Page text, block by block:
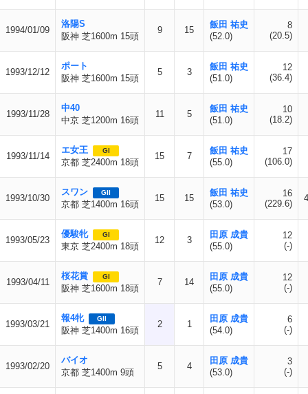
1994/01/09
洛陽S
阪神 芝1600m 15頭
9 15
飯田 祐史
(52.0)
8
(20.5)
1993/12/12
ポート
阪神 芝1600m 15頭
5 3
飯田 祐史
(51.0)
12
(36.4)
1993/11/28
中40
中京 芝1200m 16頭
11 5
飯田 祐史
(51.0)
10
(18.2)
1993/11/14
エ女王 GI
京都 芝2400m 18頭
15 7
飯田 祐史
(55.0)
17
(106.0)
1993/10/30
スワン GII
京都 芝1400m 16頭
15 15
飯田 祐史
(53.0)
16
(229.6)
1993/05/23
優駿牝 GI
東京 芝2400m 18頭
12 3
田原 成貴
(55.0)
12
(-)
1993/04/11
桜花賞 GI
阪神 芝1600m 18頭
7 14
田原 成貴
(55.0)
12
(-)
1993/03/21
報4牝 GII
阪神 芝1400m 16頭
2 1
田原 成貴
(54.0)
6
(-)
1993/02/20
バイオ
京都 芝1400m 9頭
5 4
田原 成貴
(53.0)
3
(-)